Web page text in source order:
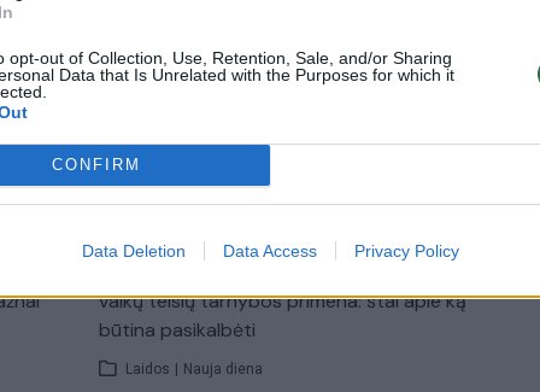
opt-out of Collection, Use, Retention, Sale, and/or Sharing
Data that Is Unrelated with the Purposes for which it
CONFIRM
Data Deletion Data Access Privacy Policy
ir
Žinios | Pasaulis
00:15:25
vaikų teisių tarnybos primena: štai apie ką
būtina pasikalbėti
Laidos | Nauja diena